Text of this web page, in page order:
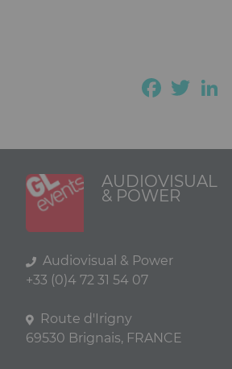
Facebook
Twitter
AUDIOVISUAL
& POWER
Audiovisual & Power
+33 (0)4 72 31 54 07
Route d'Irigny
69530 Brignais, FRANCE